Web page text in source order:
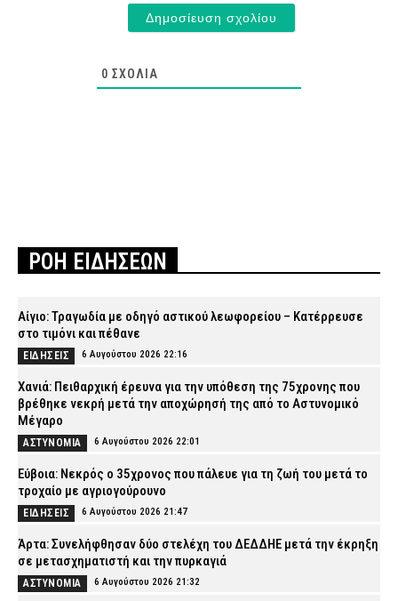
0 ΣΧΌΛΙΑ
ΡΟΗ ΕΙΔΗΣΕΩΝ
Αίγιο: Τραγωδία με οδηγό αστικού λεωφορείου – Κατέρρευσε
στο τιμόνι και πέθανε
ΕΙΔΗΣΕΙΣ 6 Αυγούστου 2026 22:16
Χανιά: Πειθαρχική έρευνα για την υπόθεση της 75χρονης που
βρέθηκε νεκρή μετά την αποχώρησή της από το Αστυνομικό
Μέγαρο
ΑΣΤΥΝΟΜΙΑ 6 Αυγούστου 2026 22:01
Εύβοια: Νεκρός ο 35χρονος που πάλευε για τη ζωή του μετά το
τροχαίο με αγριογούρουνο
ΕΙΔΗΣΕΙΣ 6 Αυγούστου 2026 21:47
Άρτα: Συνελήφθησαν δύο στελέχη του ΔΕΔΔΗΕ μετά την έκρηξη
σε μετασχηματιστή και την πυρκαγιά
ΑΣΤΥΝΟΜΙΑ 6 Αυγούστου 2026 21:32